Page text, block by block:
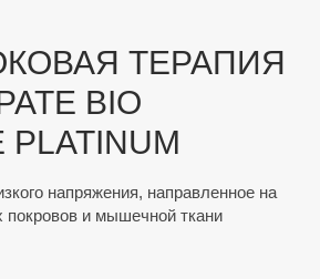
ТЕРАПИЯ
BIO
PLATINUM
напряжения, направленное на
и мышечной ткани